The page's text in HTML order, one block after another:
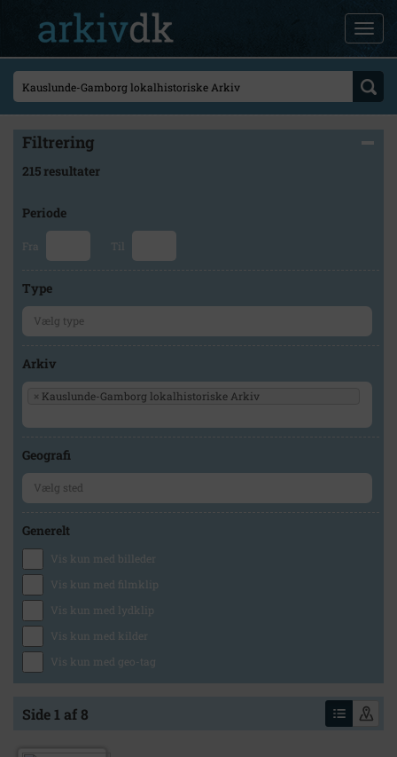
Filtrering
215 resultater
Periode
Fra Til
Type
Arkiv
× Kauslunde-Gamborg lokalhistoriske Arkiv
Geografi
Generelt
Vis kun med billeder
Vis kun med filmklip
Vis kun med lydklip
Vis kun med kilder
Vis kun med geo-tag
Side 1 af 8